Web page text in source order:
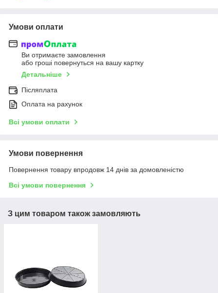
Умови оплати
Ви отримаєте замовлення
або гроші повернуться на вашу картку
Детальніше
Післяплата
Оплата на рахунок
Всі умови оплати
Умови повернення
Повернення товару впродовж 14 днів за домовленістю
Всі умови повернення
З цим товаром також замовляють